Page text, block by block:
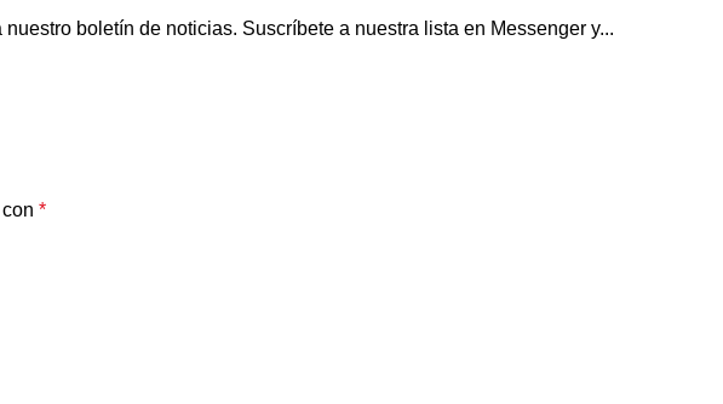
boletín de noticias. Suscríbete a nuestra lista en Messenger y...
*